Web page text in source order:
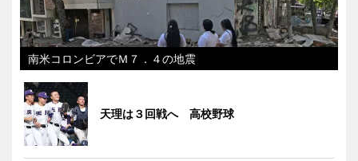
南米コロンビアでＭ７．４の地震
天理は３回戦へ 高校野球